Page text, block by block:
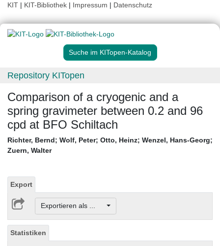
KIT | KIT-Bibliothek | Impressum | Datenschutz
Suche im KITopen-Katalog
Repository KITopen
Comparison of a cryogenic and a
spring gravimeter between 0.2 and 96
cpd at BFO Schiltach
Richter, Bernd; Wolf, Peter; Otto, Heinz; Wenzel, Hans-Georg;
Zuern, Walter
Export
Exportieren als ...
Statistiken